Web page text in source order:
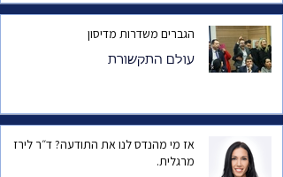
הגברים משדרות מדיסון
עולם התקשורת
אז מי מהנדס לנו את התודעה? ד״ר לירז
מרגלית.